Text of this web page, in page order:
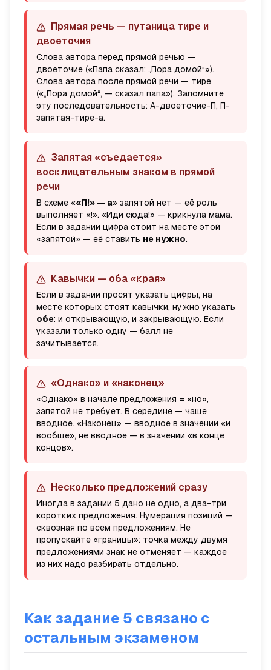
Прямая речь — путаница тире и
двоеточия
Слова автора перед прямой речью —
двоеточие («Папа сказал: „Пора домой“»).
Слова автора после прямой речи — тире
(«„Пора домой“, — сказал папа»). Запомните
эту последовательность: А-двоеточие-П, П-
запятая-тире-а.
Запятая «съедается»
восклицательным знаком в прямой
речи
В схеме ««П!» — а» запятой нет — её роль
выполняет «!». «Иди сюда!» — крикнула мама.
Если в задании цифра стоит на месте этой
«запятой» — её ставить не нужно.
Кавычки — оба «края»
Если в задании просят указать цифры, на
месте которых стоят кавычки, нужно указать
обе: и открывающую, и закрывающую. Если
указали только одну — балл не
зачитывается.
«Однако» и «наконец»
«Однако» в начале предложения = «но»,
запятой не требует. В середине — чаще
вводное. «Наконец» — вводное в значении «и
вообще», не вводное — в значении «в конце
концов».
Несколько предложений сразу
Иногда в задании 5 дано не одно, а два-три
коротких предложения. Нумерация позиций —
сквозная по всем предложениям. Не
пропускайте «границы»: точка между двумя
предложениями знак не отменяет — каждое
из них надо разбирать отдельно.
Как задание 5 связано с
остальным экзаменом